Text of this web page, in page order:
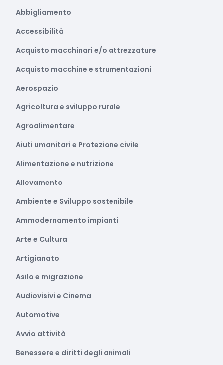
Abbigliamento
Accessibilità
Acquisto macchinari e/o attrezzature
Acquisto macchine e strumentazioni
Aerospazio
Agricoltura e sviluppo rurale
Agroalimentare
Aiuti umanitari e Protezione civile
Alimentazione e nutrizione
Allevamento
Ambiente e Sviluppo sostenibile
Ammodernamento impianti
Arte e Cultura
Artigianato
Asilo e migrazione
Audiovisivi e Cinema
Automotive
Avvio attività
Benessere e diritti degli animali